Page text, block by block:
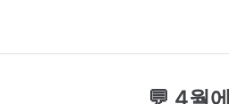
💬 4월